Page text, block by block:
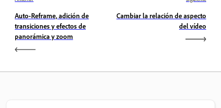
Auto-Reframe, adición de
transiciones y efectos de
panorámica y zoom
Cambiar la relación de aspecto
del vídeo